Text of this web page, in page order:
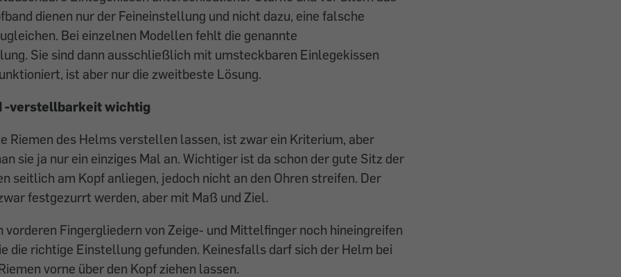
dienen nur der Feineinstellung und nicht dazu, eine falsche
Bei einzelnen Modellen fehlt die genannte
Sie sind dann ausschließlich mit umsteckbaren Einlegekissen
ist aber nur die zweitbeste Lösung.
-verstellbarkeit wichtig
Riemen des Helms verstellen lassen, ist zwar ein Kriterium, aber
sie ja nur ein einziges Mal an. ­Wichtiger ist da schon der gute Sitz der
seitlich am Kopf anliegen, jedoch nicht an den Ohren streifen. Der
festgezurrt werden, aber mit Maß und Ziel.
vorderen ­Fingergliedern von Zeige- und Mittelfinger noch hineingreifen
die ­richtige Einstellung gefunden. Keinesfalls darf sich der Helm bei
­vorne über den Kopf ziehen lassen.